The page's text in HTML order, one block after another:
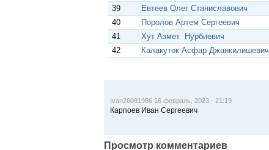
39
Евтеев Олег Станиславович
40
Поролов Артем Сергеевич
41
Хут Азмет Нурбиевич
42
Калакуток Асфар Джанкилишевич
Ivan26091986 16 февраль, 2023 - 21:19
Карпоев Иван Сергеевич
Просмотр комментариев